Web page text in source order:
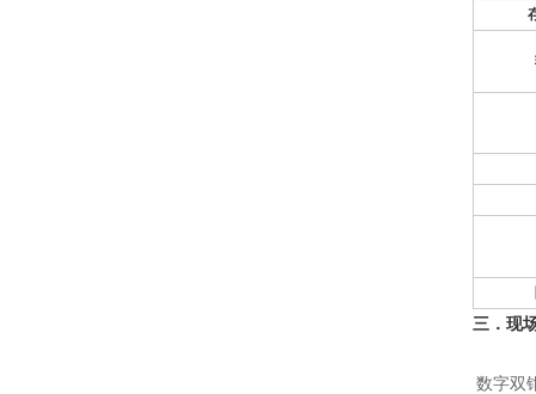
三．现
数字双